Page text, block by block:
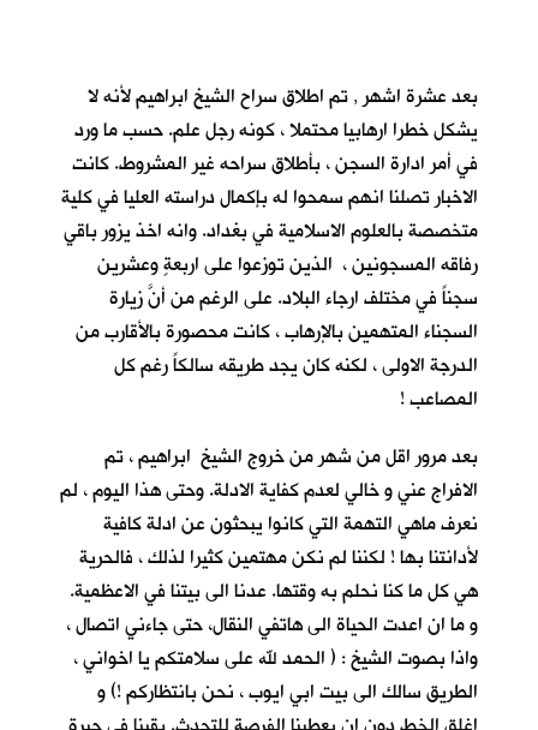
بعد عشرة اشهر , تم اطلاق سراح الشيخ ابراهيم لأنه لا
يشكل خطرا ارهابيا محتملا ، كونه رجل علم. حسب ما ورد
في أمر ادارة السجن ، بأطلاق سراحه غير المشروط. كانت
الاخبار تصلنا انهم سمحوا له بإكمال دراسته العليا في كلية
متخصصة بالعلوم الاسلامية في بغداد. وانه اخذ يزور باقي
رفاقه المسجونين ، الذين توزعوا على اربعةٍ وعشرين
سجناً في مختلف ارجاء البلاد. على الرغم من أنَّ زيارة
السجناء المتهمين بالإرهاب ، كانت محصورة بالأقارب من
الدرجة الاولى ، لكنه كان يجد طريقه سالكاً رغم كل
المصاعب !
بعد مرور اقل من شهر من خروج الشيخ ابراهيم ، تم
الافراج عني و خالي لعدم كفاية الادلة. وحتى هذا اليوم ، لم
نعرف ماهي التهمة التي كانوا يبحثون عن ادلة كافية
لأدانتنا بها ! لكننا لم نكن مهتمين كثيرا لذلك ، فالحرية
هي كل ما كنا نحلم به وقتها. عدنا الى بيتنا في الاعظمية.
و ما ان اعدت الحياة الى هاتفي النقال، حتى جاءني اتصال ،
واذا بصوت الشيخ : ( الحمد لله على سلامتكم يا اخواني ،
الطريق سالك الى بيت ابي ايوب ، نحن بانتظاركم !) و